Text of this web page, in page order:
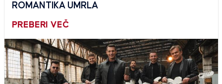
ROMANTIKA UMRLA
PREBERI VEČ